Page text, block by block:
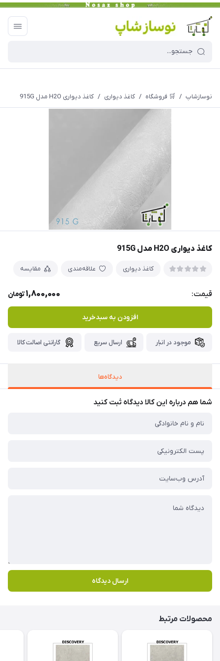
نوسازشاپ / 🛒 فروشگاه / کاغذ دیواری / کاغذ دیواری H2O مدل 915G
کاغذ دیواری H2O مدل 915G
کاغذ دیواری علاقه‌مندی مقایسه
قیمت: 1,800,000تومان
افزودن به سبدخرید
موجود در انبار ارسال سریع گارانتی اصالت کالا
دیدگاه‌ها
شما هم درباره این کالا دیدگاه ثبت کنید
ارسال دیدگاه
محصولات مرتبط